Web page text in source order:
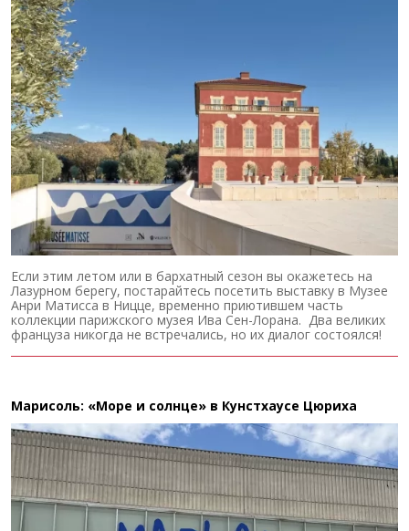
Если этим летом или в бархатный сезон вы окажетесь на
Лазурном берегу, постарайтесь посетить выставку в Музее
Анри Матисса в Ницце, временно приютившем часть
коллекции парижского музея Ива Сен-Лорана. Два великих
француза никогда не встречались, но их диалог состоялся!
Марисоль: «Море и солнце» в Кунстхаусе Цюриха